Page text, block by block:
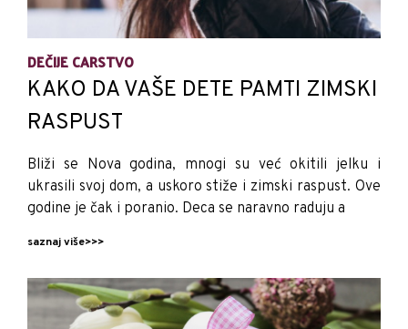
DEČIJE CARSTVO
KAKO DA VAŠE DETE PAMTI ZIMSKI
RASPUST
Bliži se Nova godina, mnogi su već okitili jelku i
ukrasili svoj dom, a uskoro stiže i zimski raspust. Ove
godine je čak i poranio. Deca se naravno raduju a
saznaj više>>>